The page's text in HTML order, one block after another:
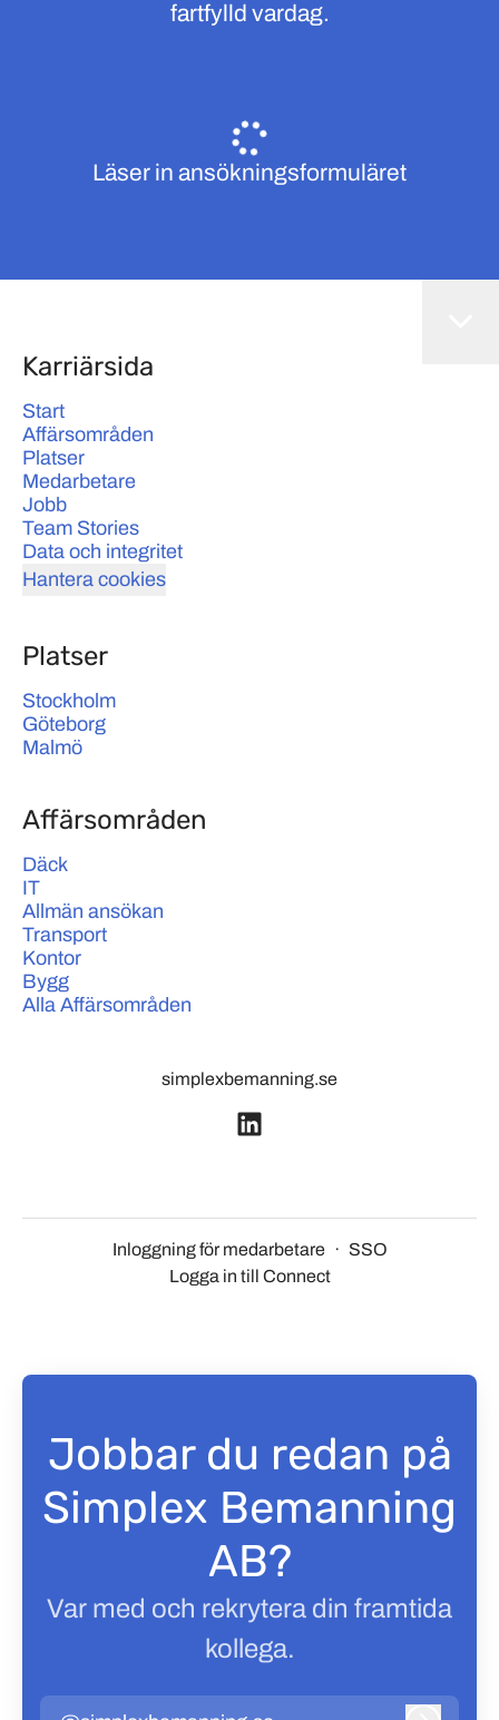
fartfylld vardag.
Läser in ansökningsformuläret
Karriärsida
Start
Affärsområden
Platser
Medarbetare
Jobb
Team Stories
Data och integritet
Hantera cookies
Platser
Stockholm
Göteborg
Malmö
Affärsområden
Däck
IT
Allmän ansökan
Transport
Kontor
Bygg
Alla Affärsområden
simplexbemanning.se
Inloggning för medarbetare · SSO
Logga in till Connect
Jobbar du redan på
Simplex Bemanning
AB?
Var med och rekrytera din framtida
kollega.